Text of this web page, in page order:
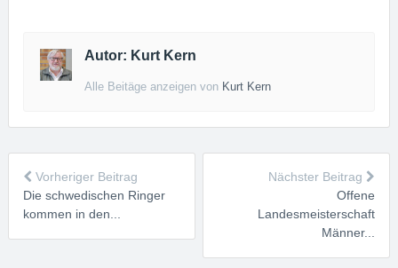
Autor: Kurt Kern
Alle Beitäge anzeigen von Kurt Kern
Vorheriger Beitrag
Die schwedischen Ringer
kommen in den...
Nächster Beitrag
Offene
Landesmeisterschaft
Männer...